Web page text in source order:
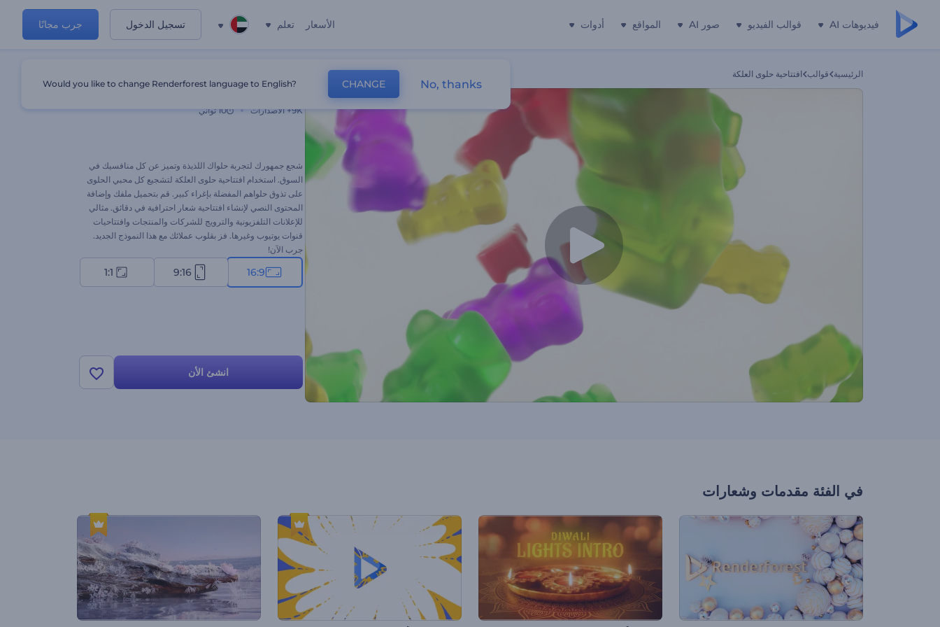
فيديوهات AI قوالب الفيديو صور AI المواقع أدوات الأسعار تعلم تسجيل الدخول جرب مجانًا
الرئيسية قوالب افتتاحية حلوى العلكة
9K+ الاصدارات 10 ثواني
شجع جمهورك لتجربة حلواك اللذيذة وتميز عن كل منافسيك في
السوق. استخدام افتتاحية حلوى العلكة لتشجيع كل محبي الحلوى
على تذوق حلواهم المفضلة بإغراء كبير. قم بتحميل ملفك وإضافة
المحتوى النصي لإنشاء افتتاحية شعار احترافية في دقائق. مثالي
للإعلانات التلفزيونية والترويج للشركات والمنتجات وافتتاحيات
قنوات يوتيوب وغيرها. فز بقلوب عملائك مع هذا النموذج الجديد.
جرب الآن!
16:9
9:16
1:1
انشئ الأن
في الفئة مقدمات وشعارات
Would you like to change Renderforest language to English? CHANGE No, thanks